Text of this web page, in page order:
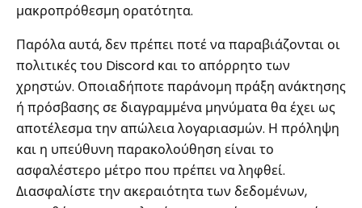
μακροπρόθεσμη ορατότητα.
Παρόλα αυτά, δεν πρέπει ποτέ να παραβιάζονται οι
πολιτικές του Discord και το απόρρητο των
χρηστών. Οποιαδήποτε παράνομη πράξη ανάκτησης
ή πρόσβασης σε διαγραμμένα μηνύματα θα έχει ως
αποτέλεσμα την απώλεια λογαριασμών. Η πρόληψη
και η υπεύθυνη παρακολούθηση είναι το
ασφαλέστερο μέτρο που πρέπει να ληφθεί.
Διασφαλίστε την ακεραιότητα των δεδομένων,